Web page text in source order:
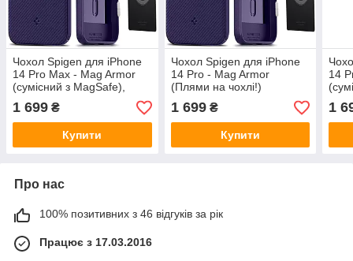
Чохол Spigen для iPhone
14 Pro Max - Mag Armor
(сумісний з MagSafe),
Deep Purple (ACS05584)
1 699 ₴
Купити
Чохол Spigen для iPhone
14 Pro - Mag Armor
(Плями на чохлі!)
(ACS05588)
1 699₴
Купити
14
1
Про нас
100% позитивних з 46 відгуків за рік
Працює з 17.03.2016